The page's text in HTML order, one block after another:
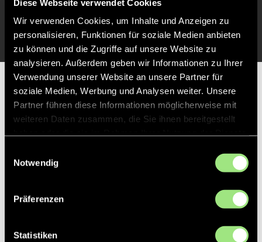
Diese Webseite verwendet Cookies
Wir verwenden Cookies, um Inhalte und Anzeigen zu
personalisieren, Funktionen für soziale Medien anbieten
zu können und die Zugriffe auf unsere Website zu
analysieren. Außerdem geben wir Informationen zu Ihrer
Verwendung unserer Website an unsere Partner für
soziale Medien, Werbung und Analysen weiter. Unsere
Partner führen diese Informationen möglicherweise mit
weiteren Daten zusammen, die Sie ihnen bereitgestellt
Notwendig
Präferenzen
Statistiken
Partner